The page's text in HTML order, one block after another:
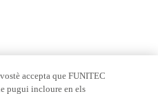
accepta que FUNITEC
pugui incloure en els